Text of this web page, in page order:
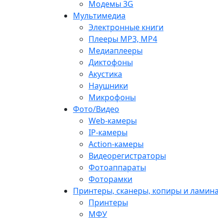
Модемы 3G
Мультимедиа
Электронные книги
Плееры MP3, MP4
Медиаплееры
Диктофоны
Акустика
Наушники
Микрофоны
Фото/Видео
Web-камеры
IP-камеры
Action-камеры
Видеорегистраторы
Фотоаппараты
Фоторамки
Принтеры, сканеры, копиры и
Принтеры
МФУ